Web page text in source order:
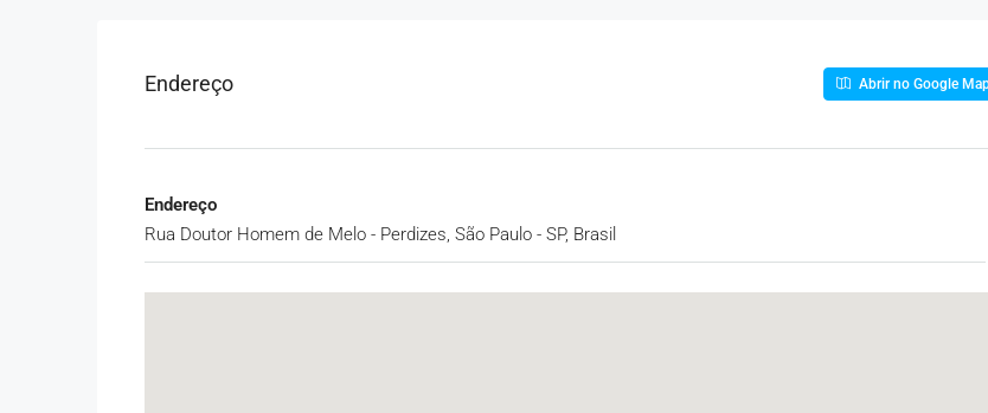
Endereço Abrir no Google
Endereço
Rua Doutor Homem de Melo - Perdizes, São Paulo - SP, Brasil